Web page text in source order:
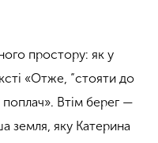
простору: як у
«Отже, “стояти до
Втім берег —
земля, яку Катерина